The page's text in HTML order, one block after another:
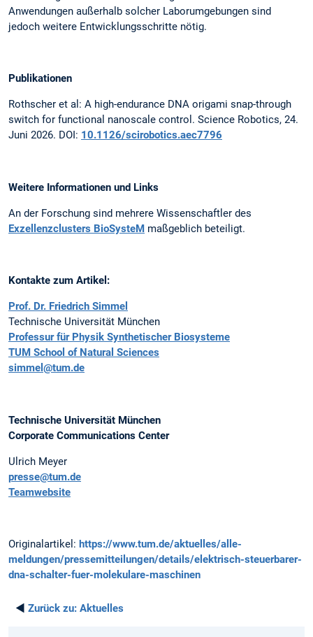
Anwendungen außerhalb solcher Laborumgebungen sind
jedoch weitere Entwicklungsschritte nötig.
Publikationen
Rothscher et al: A high-endurance DNA origami snap-through
switch for functional nanoscale control. Science Robotics, 24.
Juni 2026. DOI: 10.1126/scirobotics.aec7796
Weitere Informationen und Links
An der Forschung sind mehrere Wissenschaftler des
Exzellenzclusters BioSysteM maßgeblich beteiligt.
Kontakte zum Artikel:
Prof. Dr. Friedrich Simmel
Technische Universität München
Professur für Physik Synthetischer Biosysteme
TUM School of Natural Sciences
simmel@tum.de
Technische Universität München
Corporate Communications Center
Ulrich Meyer
presse@tum.de
Teamwebsite
Originalartikel: https://www.tum.de/aktuelles/alle-
meldungen/pressemitteilungen/details/elektrisch-steuerbarer-
dna-schalter-fuer-molekulare-maschinen
◄ Zurück zu: Aktuelles